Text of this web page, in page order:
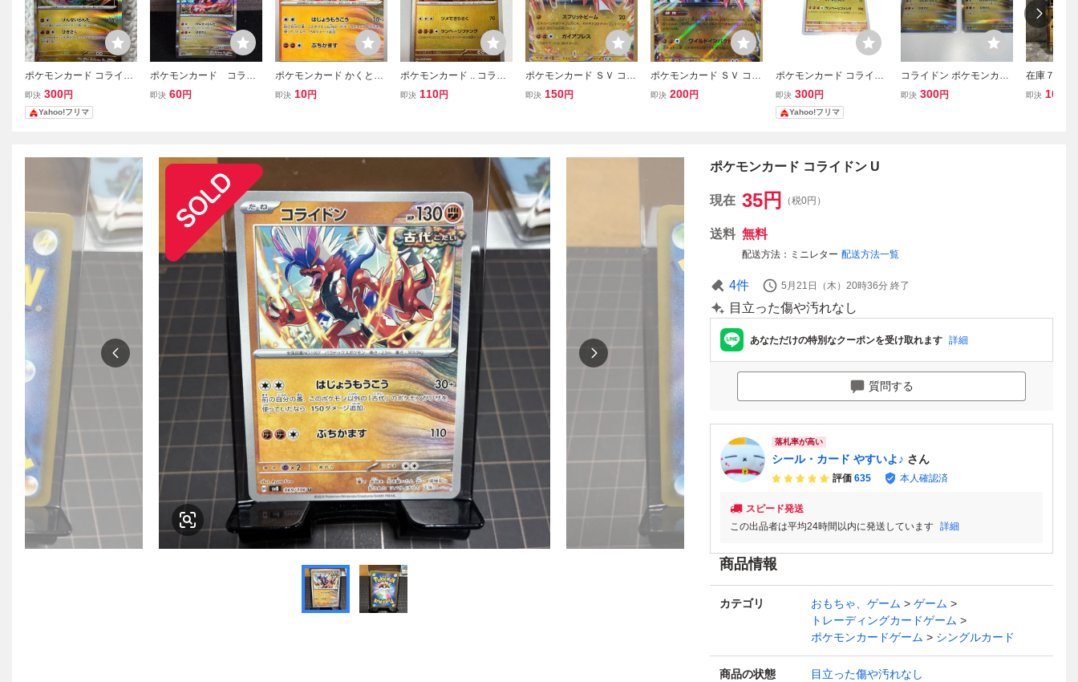
ポケモンカード コライド
ン
即決 300円
Yahoo!フリマ
ポケモンカード コライ
ドン げんせいらんだ
即決 60円
ポケモンカード かくとう
コライドン 069/106 SV8
即決 10円
ポケモンカード .. コライ
ドン SV-P プロモ
即決 110円
ポケモンカード ＳＶ コラ
イドン ｅｘ １枚 ノーマ
即決 150円
ポケモンカード ＳＶ コラ
イドン ｅｘ １枚
即決 200円
ポケモンカード コライド
ン プロモ
即決 300円
Yahoo!フリマ
コライドン ポケモンカー
ド SV8a
即決 300円
在庫７枚
品未使用★
即決 100
ポケモンカード コライドン U
現在 35円 （税0円）
送料 無料
配送方法 ミニレター 配送方法一覧
4件 5月21日（木）20時36分 終了
目立った傷や汚れなし
あなただけの特別なクーポンを受け取れます 詳細
質問する
落札率が高い
シール・カード やすいよ♪ さん
評価 635 本人確認済
スピード発送
この出品者は平均24時間以内に発送しています 詳細
商品情報
カテゴリ おもちゃ、ゲーム
ゲーム
トレーディングカードゲーム
ポケモンカードゲーム
シングルカード
商品の状態 目立った傷や汚れなし